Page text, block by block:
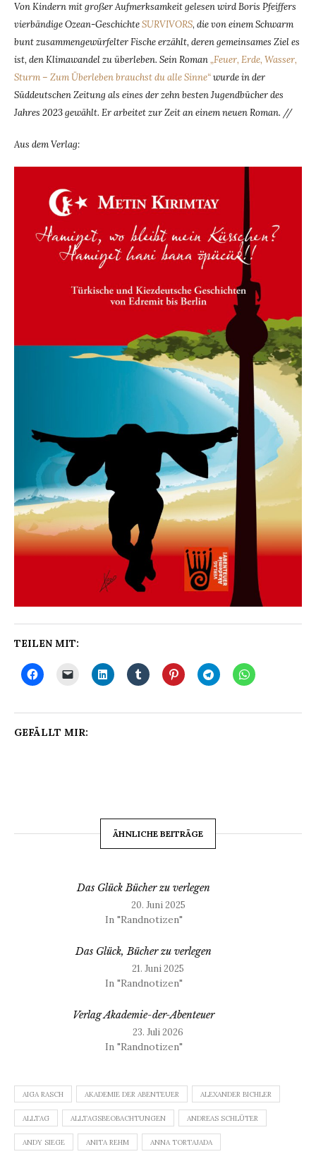
Von Kindern mit großer Aufmerksamkeit gelesen wird Boris Pfeiffers
vierbändige Ozean-GeschichteSURVIVORS, die von einem Schwarm
bunt zusammengewürfelter Fische erzählt, deren gemeinsames Ziel es
ist, den Klimawandel zu überleben. Sein Roman„Feuer, Erde, Wasser,
Sturm – Zum Überleben brauchst du alle Sinne“wurde in der
Süddeutschen Zeitung als eines der zehn besten Jugendbücher des
Jahres 2023 gewählt. Er arbeitet zur Zeit an einem neuen Roman. //
Aus dem Verlag:
TEILEN MIT:
GEFÄLLT MIR:
ÄHNLICHE BEITRÄGE
Das Glück Bücher zu verlegen
20. Juni 2025
In "Randnotizen"
Das Glück, Bücher zu verlegen
21. Juni 2025
In "Randnotizen"
Verlag Akademie-der-Abenteuer
23. Juli 2026
In "Randnotizen"
AIGA RASCH AKADEMIE DER ABENTEUER ALEXANDER BICHLER
ALLTAG ALLTAGSBEOBACHTUNGEN ANDREAS SCHLÜTER
ANDY SIEGE ANITA REHM ANNA TORTAJADA